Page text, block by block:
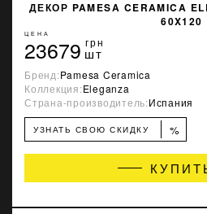
ДЕКОР PAMESA CERAMICA
60X120
ЦЕНА
23679 грн
шт
Бренд:Pamesa Ceramica
Коллекция:Eleganza
Страна-производитель:Испания
УЗНАТЬ СВОЮ СКИДКУ %